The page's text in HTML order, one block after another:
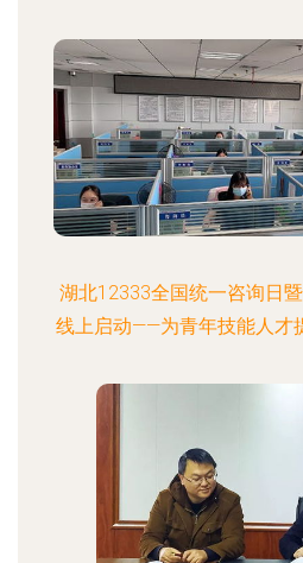
湖北12333全国统一咨询日
线上启动——为青年技能人才